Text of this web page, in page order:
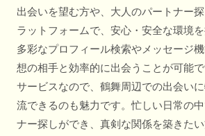
出会いを望む方や、大人のパートナー
ラットフォームで、安心・安全な環境を
多彩なプロフィール検索やメッセージ
想の相手と効率的に出会うことが可能
サービスなので、鶴舞周辺での出会い
流できるのも魅力です。忙しい日常の
ナー探しができ、真剣な関係を築きた